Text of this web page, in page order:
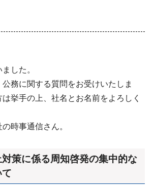
した。
務に関する質問をお受けいたしま
挙手の上、社名とお名前をよろしく
時事通信さん。
策に係る周知啓発の集中的な